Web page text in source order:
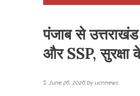
पंजाब से
और SSP, सुरक्षा
June 26, 2026 by ucnnews